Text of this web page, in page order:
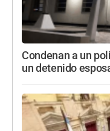
Condenan a un
un detenido